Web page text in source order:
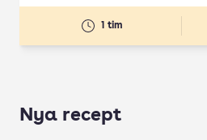
1 tim
Nya recept